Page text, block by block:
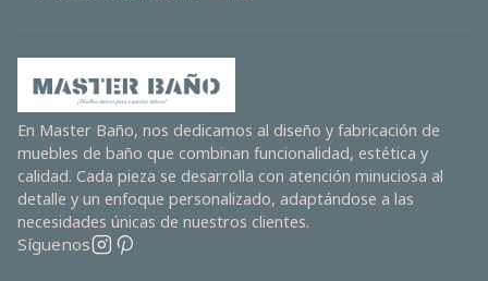
En Master Baño, nos dedicamos al diseño y fabricación de
muebles de baño que combinan funcionalidad, estética y
calidad. Cada pieza se desarrolla con atención minuciosa al
detalle y un enfoque personalizado, adaptándose a las
necesidades únicas de nuestros clientes.
Síguenos